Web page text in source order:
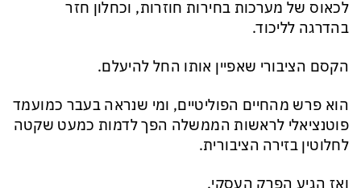
לכאוס של מערכות בחירות חוזרות, וכחלון חזר
בהדרגה לליכוד.
הקסם הציבורי שאפיין אותו החל להיעלם.
הוא פרש מהחיים הפוליטיים, ומי שנראה בעבר כמועמד
פוטנציאלי לראשות הממשלה הפך לדמות כמעט שקטה
לחלוטין בזירה הציבורית.
ואז הגיע הפרק העסקי.